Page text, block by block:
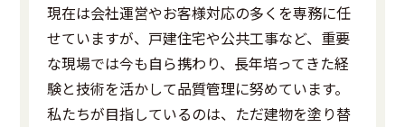
現在は会社運営やお客様対応の多くを専務に任
せていますが、戸建住宅や公共工事など、重要
な現場では今も自ら携わり、長年培ってきた経
験と技術を活かして品質管理に努めています。
私たちが目指しているのは、ただ建物を塗り替